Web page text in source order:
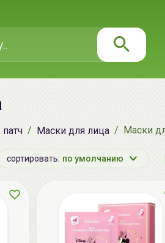
Маски для лица Маски
сортировать: по умолчанию